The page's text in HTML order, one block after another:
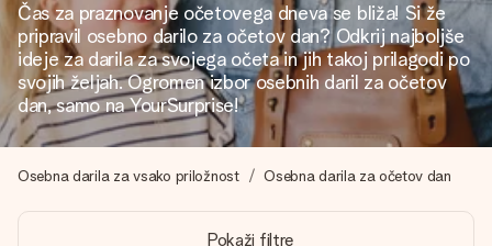
4,8 (na podlagi +15.000 mnenj)
Naša darila navdihujejo. Stranke nas na Google Reviews
ocenjujejo s 4,8.
Čas za praznovanje očetovega dneva se bliža! Si že
pripravil osebno darilo za očetov dan? Odkrij najboljše
ideje za darila za svojega očeta in jih takoj prilagodi po
svojih željah. Ogromen izbor osebnih daril za očetov
dan, samo na YourSurprise!
Osebna darila za vsako priložnost Osebna darila za očetov dan
Pokaži filtre